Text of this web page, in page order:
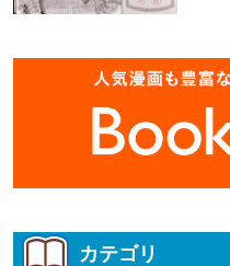
カテゴリ